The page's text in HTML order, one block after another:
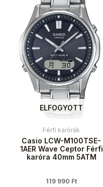
ELFOGYOTT
Férfi karórák
Casio LCW-M100TSE-
1AER Wave Ceptor Férfi
karóra 40mm 5ATM
119 990 Ft